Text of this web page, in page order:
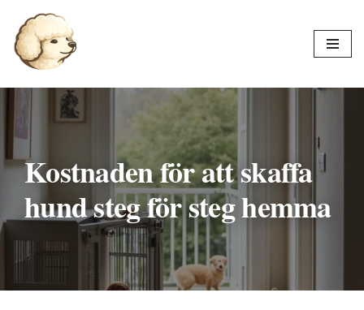
Hoppa
till
Kostnaden för att skaffa
hund steg för steg hemma